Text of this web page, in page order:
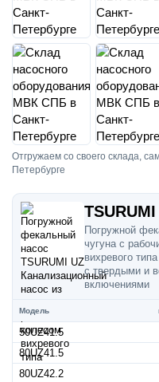
Отгружаем со своего склада,
Петербурге
Погружной
чугуна с
вихревого
с твердыми и
включениями
Модель
50UZ41.5
80UZ41.5
80UZ42.2